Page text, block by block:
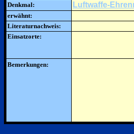
Denkmal: Luftwaffe-
erwähnt:
Literaturnachweis:
Einsatzorte:
Bemerkungen: